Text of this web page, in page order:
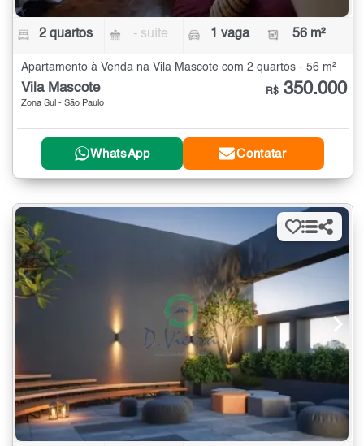
2 quartos - suíte 1 vaga 56 m²
Apartamento à Venda na Vila Mascote com 2 quartos - 56 m²
Vila Mascote
Zona Sul - São Paulo
R$ 350.000
WhatsApp Contatar